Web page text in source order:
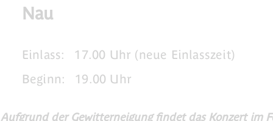
Nau
Einlass:
17.00 Uhr (neue Einlasszeit)
Beginn:
19.00 Uhr
der Gewitterneigung findet das Konzert im